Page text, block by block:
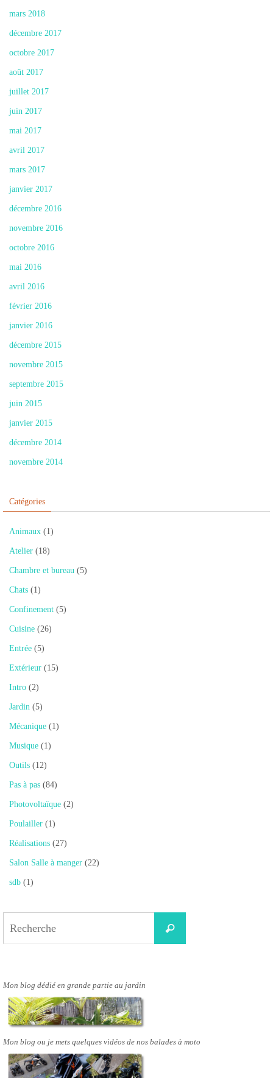
mars 2018
décembre 2017
octobre 2017
août 2017
juillet 2017
juin 2017
mai 2017
avril 2017
mars 2017
janvier 2017
décembre 2016
novembre 2016
octobre 2016
mai 2016
avril 2016
février 2016
janvier 2016
décembre 2015
novembre 2015
septembre 2015
juin 2015
janvier 2015
décembre 2014
novembre 2014
Catégories
Animaux (1)
Atelier (18)
Chambre et bureau (5)
Chats (1)
Confinement (5)
Cuisine (26)
Entrée (5)
Extérieur (15)
Intro (2)
Jardin (5)
Mécanique (1)
Musique (1)
Outils (12)
Pas à pas (84)
Photovoltaïque (2)
Poulailler (1)
Réalisations (27)
Salon Salle à manger (22)
sdb (1)
Recherche
Mon blog dédié en grande partie au jardin
Mon blog ou je mets quelques vidéos de nos balades à moto